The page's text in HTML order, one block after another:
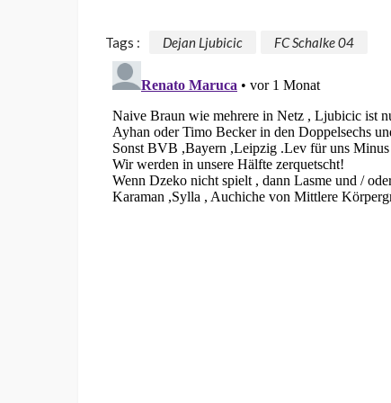
Tags : Dejan Ljubicic FC Schalke 04